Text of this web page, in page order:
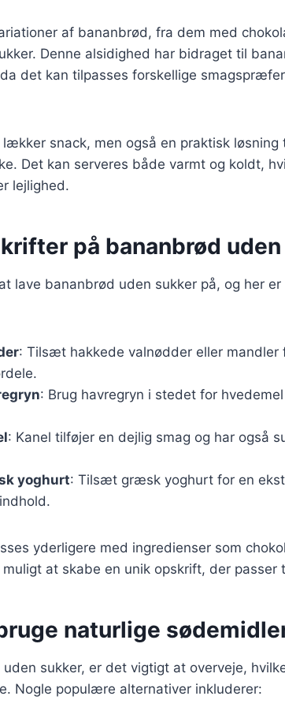
af bananbrød, fra dem med
Denne alsidighed har bidraget til
det kan tilpasses forskellige
snack, men også en praktisk løsning
Det kan serveres både varmt og koldt,
lejlighed.
på bananbrød
lave bananbrød uden sukker på, og her
: Tilsæt hakkede valnødder eller mandler
: Brug havregryn i stedet for
: Kanel tilføjer en dejlig smag og har også
yoghurt: Tilsæt græsk yoghurt for en
yderligere med ingredienser som
at skabe en unik opskrift, der passer
naturlige
sukker, er det vigtigt at overveje,
Nogle populære alternativer inkluderer: